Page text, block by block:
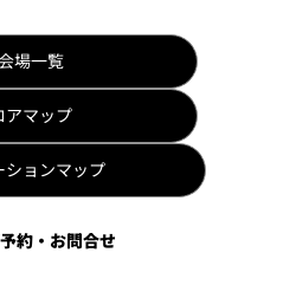
場一覧
アマップ
ションマップ
約・お問合せ